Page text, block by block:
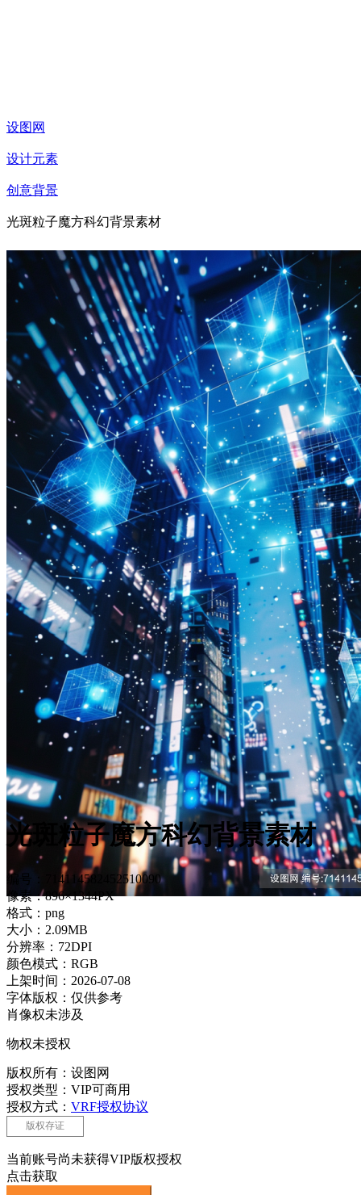
设图网
设计元素
创意背景
光斑粒子魔方科幻背景素材
光斑粒子魔方科幻背景素材
编号：714114582452510090
像素：896×1344PX
格式：png
大小：2.09MB
分辨率：72DPI
颜色模式：RGB
上架时间：2026-07-08
字体版权：仅供参考
肖像权未涉及
物权未授权
版权所有：设图网
授权类型：VIP可商用
授权方式： VRF授权协议
版权存证
当前账号尚未获得VIP版权授权
点击获取